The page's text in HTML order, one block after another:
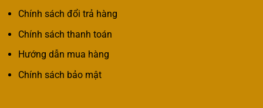
Chính sách đổi trả hàng
Chính sách thanh toán
Hướng dẫn mua hàng
Chính sách bảo mật